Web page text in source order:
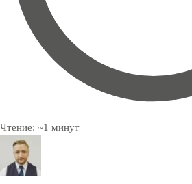
Чтение: ~1 минут